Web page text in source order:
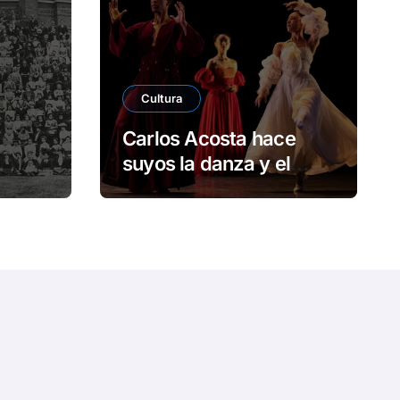
o
Cultura
Carlos Acosta hace
suyos la danza y el
escenario en Reino